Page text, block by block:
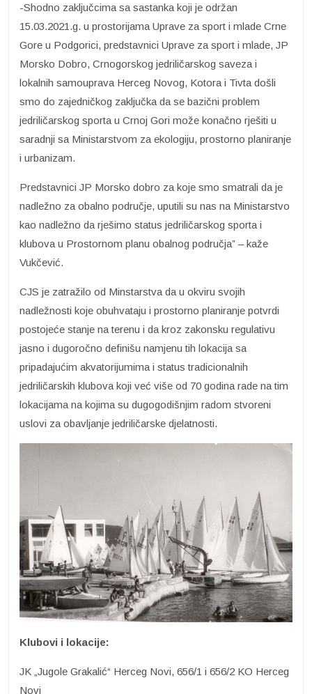
-Shodno zaključcima sa sastanka koji je održan
15.03.2021.g. u prostorijama Uprave za sport i mlade Crne
Gore u Podgorici, predstavnici Uprave za sport i mlade, JP
Morsko Dobro, Crnogorskog jedriličarskog saveza i
lokalnih samouprava Herceg Novog, Kotora i Tivta došli
smo do zajedničkog zaključka da se bazični problem
jedriličarskog sporta u Crnoj Gori može konačno rješiti u
saradnji sa Ministarstvom za ekologiju, prostorno planiranje
i urbanizam.
Predstavnici JP Morsko dobro za koje smo smatrali da je
nadležno za obalno područje, uputili su nas na Ministarstvo
kao nadležno da rješimo status jedriličarskog sporta i
klubova u Prostornom planu obalnog područja” – kaže
Vukčević.
CJS je zatražilo od Minstarstva da u okviru svojih
nadležnosti koje obuhvataju i prostorno planiranje potvrdi
postojeće stanje na terenu i da kroz zakonsku regulativu
jasno i dugoročno definišu namjenu tih lokacija sa
pripadajućim akvatorijumima i status tradicionalnih
jedriličarskih klubova koji već više od 70 godina rade na tim
lokacijama na kojima su dugogodišnjim radom stvoreni
uslovi za obavljanje jedriličarske djelatnosti.
Klubovi i lokacije:
JK „Jugole Grakalić“ Herceg Novi, 656/1 i 656/2 KO Herceg
Novi